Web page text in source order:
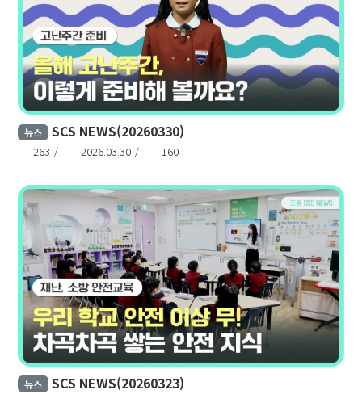
뉴스 SCS NEWS(20260330)
263 2026.03.30 160
뉴스 SCS NEWS(20260323)